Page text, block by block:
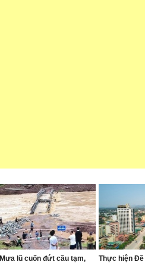
Mưa lũ cuốn đứt cầu tạm,
Thực hiện